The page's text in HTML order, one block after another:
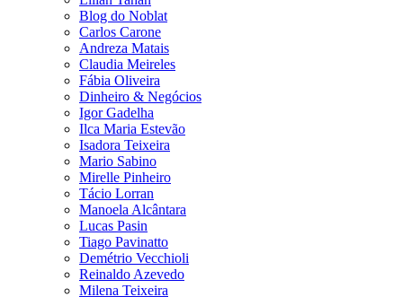
Blog do Noblat
Carlos Carone
Andreza Matais
Claudia Meireles
Fábia Oliveira
Dinheiro & Negócios
Igor Gadelha
Ilca Maria Estevão
Isadora Teixeira
Mario Sabino
Mirelle Pinheiro
Tácio Lorran
Manoela Alcântara
Lucas Pasin
Tiago Pavinatto
Demétrio Vecchioli
Reinaldo Azevedo
Milena Teixeira